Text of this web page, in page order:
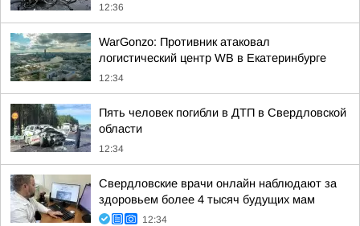
12:36
WarGonzo: Противник атаковал
логистический центр WB в Екатеринбурге
12:34
Пять человек погибли в ДТП в Свердловской
области
12:34
Свердловские врачи онлайн наблюдают за
здоровьем более 4 тысяч будущих мам
12:34